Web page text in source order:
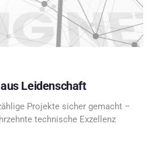
Leidenschaft
Projekte sicher gemacht –
technische Exzellenz